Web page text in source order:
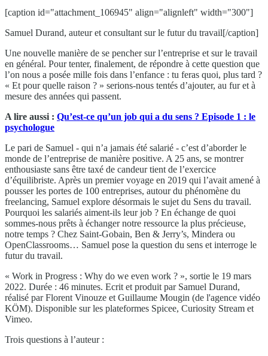
[caption id="attachment_106945" align="alignleft" width="300"]
Samuel Durand, auteur et consultant sur le futur du travail[/caption]
Une nouvelle manière de se pencher sur l’entreprise et sur le travail
en général. Pour tenter, finalement, de répondre à cette question que
l’on nous a posée mille fois dans l’enfance : tu feras quoi, plus tard ?
« Et pour quelle raison ? » serions-nous tentés d’ajouter, au fur et à
mesure des années qui passent.
A lire aussi : Qu’est-ce qu’un job qui a du sens ? Episode 1 : le
psychologue
Le pari de Samuel - qui n’a jamais été salarié - c’est d’aborder le
monde de l’entreprise de manière positive. A 25 ans, se montrer
enthousiaste sans être taxé de candeur tient de l’exercice
d’équilibriste. Après un premier voyage en 2019 qui l’avait amené à
pousser les portes de 100 entreprises, autour du phénomène du
freelancing, Samuel explore désormais le sujet du Sens du travail.
Pourquoi les salariés aiment-ils leur job ? En échange de quoi
sommes-nous prêts à échanger notre ressource la plus précieuse,
notre temps ? Chez Saint-Gobain, Ben & Jerry’s, Mindera ou
OpenClassrooms… Samuel pose la question du sens et interroge le
futur du travail.
« Work in Progress : Why do we even work ? », sortie le 19 mars
2022. Durée : 46 minutes. Ecrit et produit par Samuel Durand,
réalisé par Florent Vinouze et Guillaume Mougin (de l'agence vidéo
KÖM). Disponible sur les plateformes Spicee, Curiosity Stream et
Vimeo.
Trois questions à l’auteur :